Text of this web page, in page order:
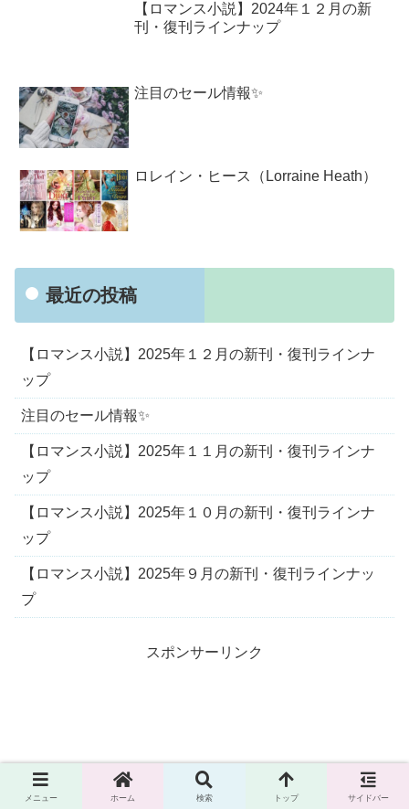
【ロマンス小説】2024年１２月の新
刊・復刊ラインナップ
注目のセール情報✨
ロレイン・ヒース（Lorraine Heath）
最近の投稿
【ロマンス小説】2025年１２月の新刊・復刊ラインナ
ップ
注目のセール情報✨
【ロマンス小説】2025年１１月の新刊・復刊ラインナ
ップ
【ロマンス小説】2025年１０月の新刊・復刊ラインナ
ップ
【ロマンス小説】2025年９月の新刊・復刊ラインナッ
プ
スポンサーリンク
メニュー ホーム 検索 トップ サイドバー